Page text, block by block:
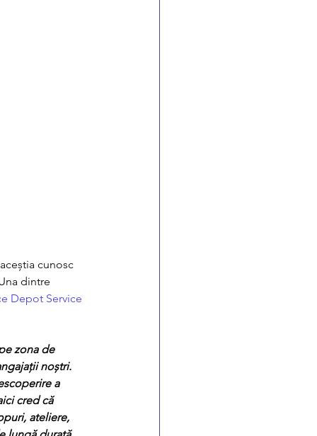
cunosc
dintre
Depot Service
zona de
noștri.
a
cred că
ateliere,